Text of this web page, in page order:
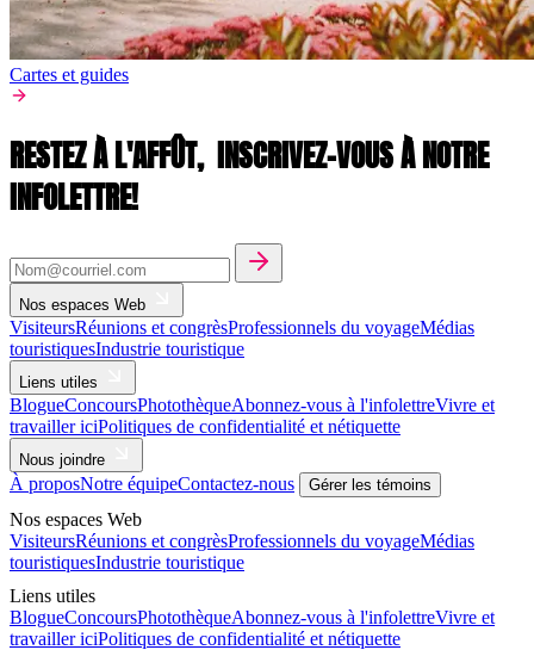
Cartes et guides
RESTEZ À L'AFFÛT, INSCRIVEZ-VOUS À NOTRE
INFOLETTRE!
Nos espaces Web
VisiteursRéunions et congrèsProfessionnels du voyageMédias
touristiquesIndustrie touristique
Liens utiles
BlogueConcoursPhotothèqueAbonnez-vous à l'infolettreVivre et
travailler iciPolitiques de confidentialité et nétiquette
Nous joindre
À proposNotre équipeContactez-nous Gérer les témoins
Nos espaces Web
VisiteursRéunions et congrèsProfessionnels du voyageMédias
touristiquesIndustrie touristique
Liens utiles
BlogueConcoursPhotothèqueAbonnez-vous à l'infolettreVivre et
travailler iciPolitiques de confidentialité et nétiquette